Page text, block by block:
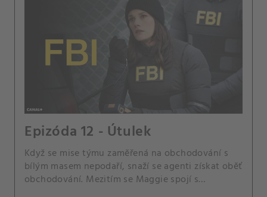
Epizóda 12 - Útulek
Když se mise týmu zaměřená na obchodování s
bílým masem nepodaří, snaží se agenti získat oběť
obchodování. Mezitím se Maggie spojí s